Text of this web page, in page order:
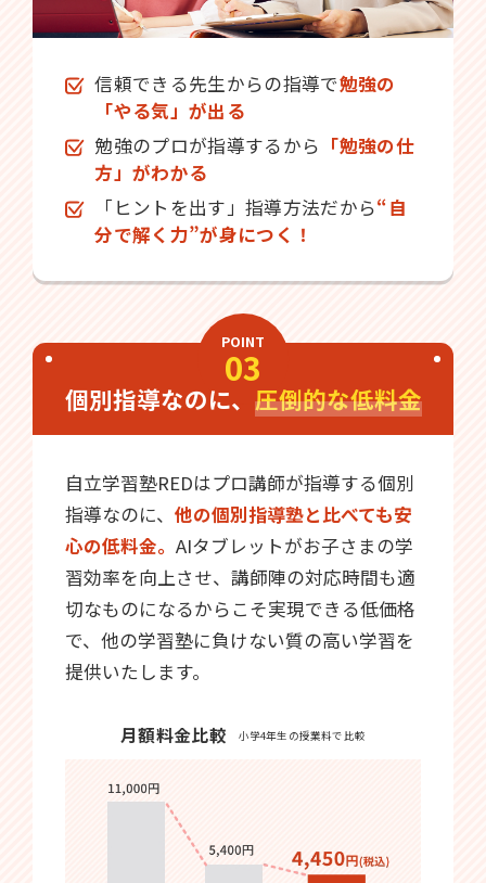
信頼できる先生からの指導で勉強の
「やる気」が出る
勉強のプロが指導するから 「勉強の仕
方」がわかる
「ヒントを出す」指導方法だから“自
分で解く力”が身につく！
POINT
03
個別指導なのに、 圧倒的な低料金
自立学習塾REDはプロ講師が指導する個別
指導なのに、 他の個別指導塾と比べても安
心の低料金。 AIタブレットがお子さまの学
習効率を向上させ、講師陣の対応時間も適
切なものになるからこそ実現できる低価格
で、他の学習塾に負けない質の高い学習を
提供いたします。
月額料金比較 小学4年生の授業料で比較